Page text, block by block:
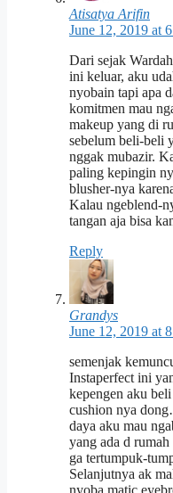
Atisatya Arifin
June 12, 2019 at
Dari sejak
ini keluar, aku
nyobain tapi apa
komitmen mau
makeup yang di
sebelum beli-beli
nggak mubazir.
paling kepingin
blusher-nya
Kalau ngeblend-
tangan aja bisa
Reply
Grandys
June 12, 2019 at
semenjak
Instaperfect ini
kepengen aku
cushion nya
daya aku mau
yang ada d
ga tertumpuk-
Selanjutnya ak
nyoba matic